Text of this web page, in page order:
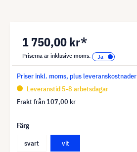
1 750,00 kr*
Priserna är inklusive moms.
Priser inkl. moms, plus leveranskostnader
Leveranstid 5-8 arbetsdagar
Frakt från 107,00 kr
Färg
svart
vit